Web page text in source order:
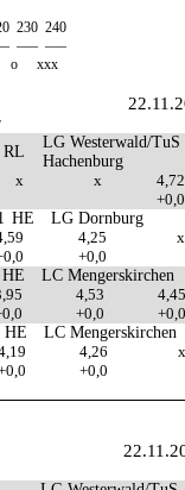
230 240
—– —–
o xxx
RL
LG Westerwald/TuS
Hachenburg
x x
4,72
+0,0
HE
LG Dornburg
4,25
x
+0,0
HE
LC Mengerskirchen
4,53
4,45
+0,0
+0,0
HE
LC Mengerskirchen
4,26
x
+0,0